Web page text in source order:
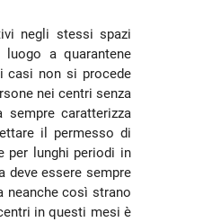
negli stessi spazi
a quarantene
casi non si procede
nei centri senza
caratterizza
il permesso di
per lunghi periodi in
deve essere sempre
neanche così strano
in questi mesi è